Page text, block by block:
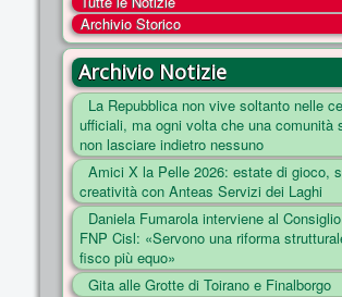
COSA FACCIAMO
ENTI
NOTIZIE
ESSENZIALI
MAPPA DEL SITO
CONVENZIONI
FOTO
SOCIAL
Archivio Storico
Archivio Notizie
La Repubblica non vive soltanto nelle
ufficiali, ma ogni volta che una comunità
non lasciare indietro nessuno
Amici X la Pelle 2026: estate di gioco,
creatività con Anteas Servizi dei Laghi
Daniela Fumarola interviene al
FNP Cisl: «Servono una riforma
fisco più equo»
Gita alle Grotte di Toirano e Finalborgo